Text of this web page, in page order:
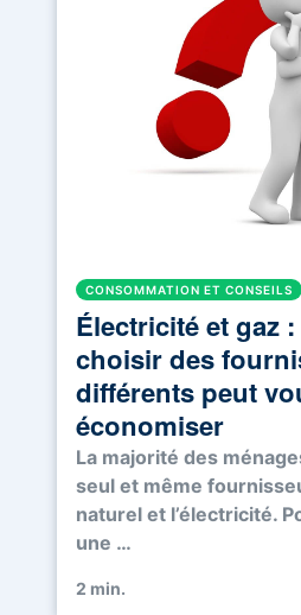
CONSOMMATION ET CONSEILS
Électricité et gaz
choisir des
différents peut
économiser
La majorité des
seul et même
naturel et l’électricité.
une …
2 min.